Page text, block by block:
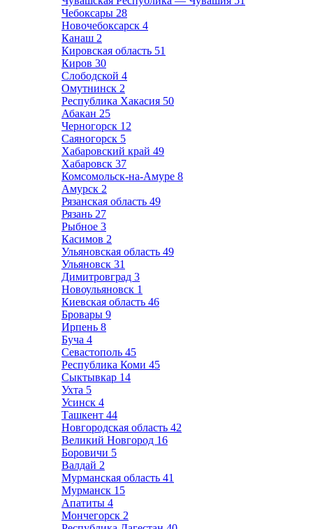
Чебоксары 28
Новочебоксарск 4
Канаш 2
Кировская область 51
Киров 30
Слободской 4
Омутнинск 2
Республика Хакасия 50
Абакан 25
Черногорск 12
Саяногорск 5
Хабаровский край 49
Хабаровск 37
Комсомольск-на-Амуре 8
Амурск 2
Рязанская область 49
Рязань 27
Рыбное 3
Касимов 2
Ульяновская область 49
Ульяновск 31
Димитровград 3
Новоульяновск 1
Киевская область 46
Бровары 9
Ирпень 8
Буча 4
Севастополь 45
Республика Коми 45
Сыктывкар 14
Ухта 5
Усинск 4
Ташкент 44
Новгородская область 42
Великий Новгород 16
Боровичи 5
Валдай 2
Мурманская область 41
Мурманск 15
Апатиты 4
Мончегорск 2